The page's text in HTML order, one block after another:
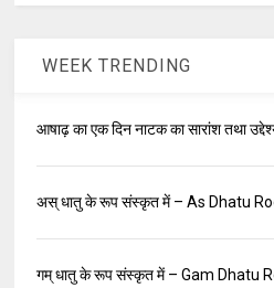
WEEK TRENDING
आषाढ़ का एक दिन नाटक का सारांश तथा
अस् धातु के रूप संस्कृत में – As Dhatu
गम् धातु के रूप संस्कृत में – Gam Dhatu